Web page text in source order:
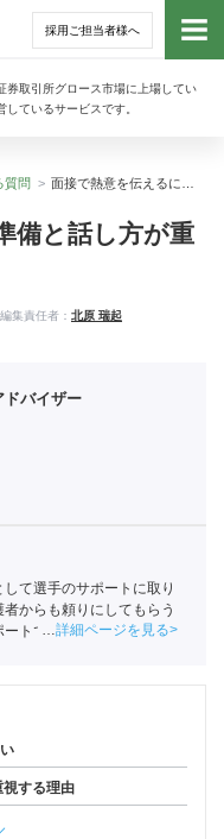
採用ご担当者様へ
券取引所グロース市場に上場してい
ているサービスです。
トッ
質問
備と話し方が重
集責任者： 北原 瑞起
ドバイザー
て選手のサポートに取り
からも頼りにしてもらう
トできる企業・業界を軸
詳細ページを見る
視する理由